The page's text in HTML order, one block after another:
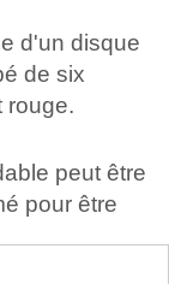
d'un disque
de six
rouge.
peut être
pour être